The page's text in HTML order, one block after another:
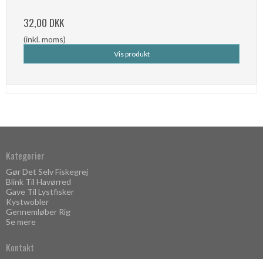
32,00 DKK
(inkl. moms)
Vis produkt
Kategorier
Gør Det Selv Fiskegrej
Blink Til Havørred
Gave Til Lystfisker
Kystwobler
Gennemløber Rig
Se mere
Kontakt